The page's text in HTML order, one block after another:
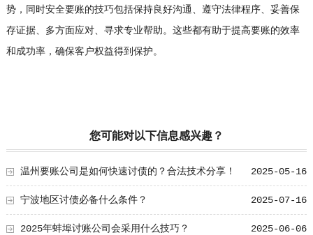
势，同时安全要账的技巧包括保持良好沟通、遵守法律程序、妥善保
存证据、多方面应对、寻求专业帮助。这些都有助于提高要账的效率
和成功率，确保客户权益得到保护。
您可能对以下信息感兴趣？
2025-05-16
温州要账公司是如何快速讨债的？合法技术分享！
2025-07-16
宁波地区讨债必备什么条件？
2025-06-06
2025年蚌埠讨账公司会采用什么技巧？